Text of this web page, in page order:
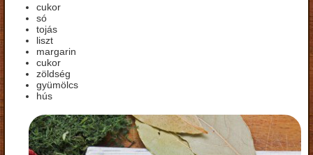
cukor
só
tojás
liszt
margarin
cukor
zöldség
gyümölcs
hús